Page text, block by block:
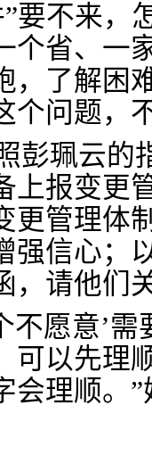
要不来，
个省、一
，了解困
个问题，
彭珮云的
上报变更
更管理体
强信心；
，请他们
不愿意’
可以先理
会理顺。